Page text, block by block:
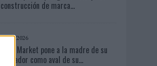
construcción de marca...
03/08/2026
Back Market pone a la madre de su
fundador como aval de su...